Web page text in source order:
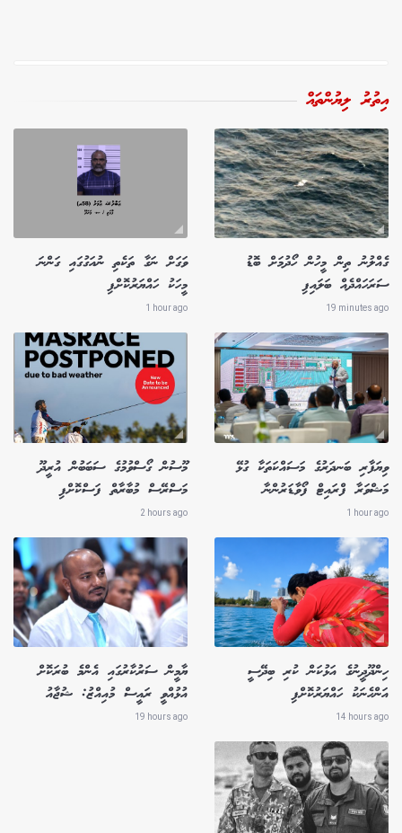
އިތުރު ލިޔުންތައް
ގެއްލުނު ތިން މީހުން ހޯދުމަށް ބޮޑު
ސަރަހައްދެއް ބަލައިފި
19 minutes ago
ވަގަށް ނަގާ ތަކެތި ނުއަގުގައި ގަންނަ
މީހަކު ހައްޔަރުކޮށްފި
1 hour ago
ވިޔަފާރި ބަނދަރުގެ މަސައްކަތަކާ ގުޅޭ
މަޝްވަރާ ފްރައިޓް ފޯވާޑަރުންނާ
1 hour ago
މޫސުން ގޯސްވުމުގެ ސަބަބުން އުރީދޫ
މަސްރޭސް މުބާރާތް ފަސްކޮށްފި
2 hours ago
ހިންދޫދީނުގެ އަޅުކަން ކުރި ބިދޭސީ
އަންހެނަކު ހައްޔަރުކޮށްފި
14 hours ago
ޔާމީން ސަރުކާރުގައި އެންމެ ބުރަކޮށް
އުޅުއްވީ ރައީސް މުއިއްޒު: ޝުޖާއު
19 hours ago